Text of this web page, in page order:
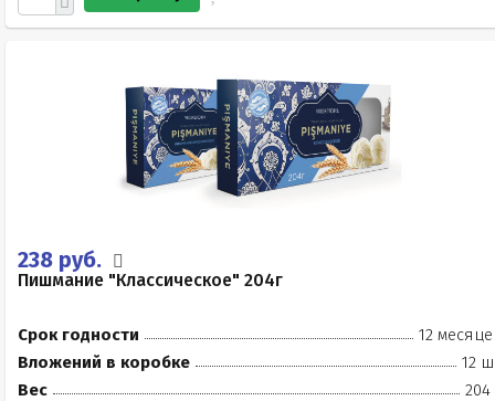
238 руб.
Пишмание "Классическое" 204г
Срок годности
12
Вложений в коробке
12
Вес
204